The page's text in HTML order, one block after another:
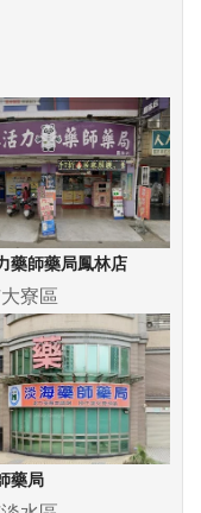
藥師藥局鳳林店
寮區
藥局